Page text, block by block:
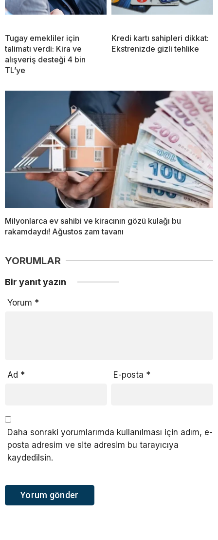
Tugay emekliler için
talimatı verdi: Kira ve
alışveriş desteği 4 bin
TL’ye
Kredi kartı sahipleri dikkat:
Ekstrenizde gizli tehlike
Milyonlarca ev sahibi ve kiracının gözü kulağı bu
rakamdaydı! Ağustos zam tavanı
YORUMLAR
Bir yanıt yazın
Yorum *
Ad * E-posta *
Daha sonraki yorumlarımda kullanılması için adım, e-
posta adresim ve site adresim bu tarayıcıya
kaydedilsin.